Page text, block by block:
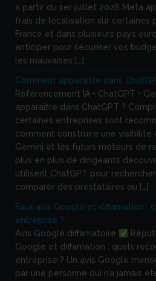
à partir du 1er juillet 2026 Meta
frais de localisation sur certaines
France et dans plusieurs pays
anticiper pour sécuriser vos
les mauvaises […]
Comment apparaître dans
Référencement IA • ChatGPT •
apparaître dans ChatGPT ?
certaines entreprises sont
comment construire une visibilité
Gemini et les futurs moteurs de
plus en plus de dirigeants
utilisent ChatGPT pour
comparer des prestataires ou […]
Faux avis Google et diffamation :
entreprise ?
Avis Google diffamatoire
Google et diffamation : quels
entreprise ? Un avis Google
par une personne qui n’a jamais